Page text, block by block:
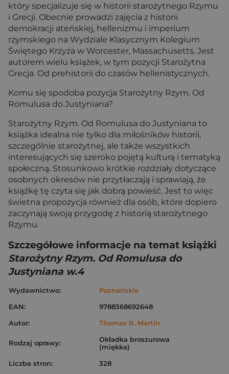
który specjalizuje się w historii starożytnego Rzymu
i Grecji. Obecnie prowadzi zajęcia z historii
demokracji ateńskiej, hellenizmu i imperium
rzymskiego na Wydziale Klasycznym Kolegium
Świętego Krzyża w Worcester, Massachusetts. Jest
autorem wielu książek, w tym pozycji Starożytna
Grecja. Od prehistorii do czasów hellenistycznych.
Komu się spodoba pozycja Starożytny Rzym. Od
Romulusa do Justyniana?
Starożytny Rzym. Od Romulusa do Justyniana to
książka idealna nie tylko dla miłośników historii,
szczególnie starożytnej, ale także wszystkich
interesujących się szeroko pojętą kulturą i tematyką
społeczną. Stosunkowo krótkie rozdziały dotyczące
osobnych okresów nie przytłaczają i sprawiają, że
książkę tę czyta się jak dobrą powieść. Jest to więc
świetna propozycja również dla osób, które dopiero
zaczynają swoją przygodę z historią starożytnego
Rzymu.
Szczegółowe informacje na temat książki
Starożytny Rzym. Od Romulusa do
Justyniana w.4
Wydawnictwo:
Poznańskie
EAN:
9788368692648
Autor:
Thomas R. Martin
Rodzaj oprawy:
Okładka broszurowa
(miękka)
Liczba stron:
328